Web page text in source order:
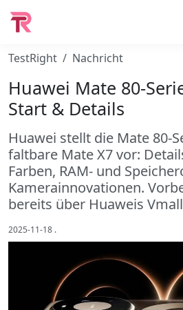
TestRight Nachricht
Huawei Mate 80-
Start & Details
Huawei stellt die Mate
faltbare Mate X7 vor:
Farben, RAM‑ und
Kamerainnovationen.
bereits über Huaweis
2025-11-18 .